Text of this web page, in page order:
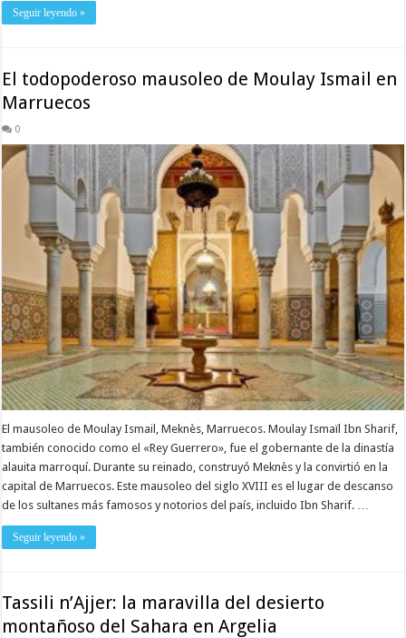
Seguir leyendo »
El todopoderoso mausoleo de Moulay Ismail en
Marruecos
0
El mausoleo de Moulay Ismail, Meknès, Marruecos. Moulay Ismaïl Ibn Sharif,
también conocido como el «Rey Guerrero», fue el gobernante de la dinastía
alauita marroquí. Durante su reinado, construyó Meknès y la convirtió en la
capital de Marruecos. Este mausoleo del siglo XVIII es el lugar de descanso
de los sultanes más famosos y notorios del país, incluido Ibn Sharif. …
Seguir leyendo »
Tassili n’Ajjer: la maravilla del desierto
montañoso del Sahara en Argelia